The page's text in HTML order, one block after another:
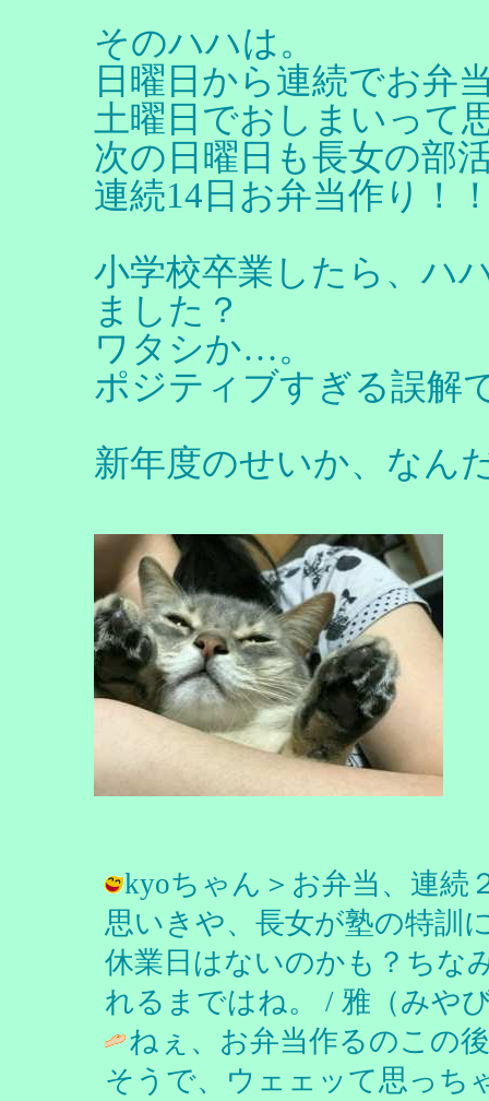
そのハハは。
日曜日から連続でお弁
土曜日でおしまいって
次の日曜日も長女の部
連続14日お弁当作り！
小学校卒業したら、ハ
ました？
ワタシか…。
ポジティブすぎる誤解
新年度のせいか、なん
kyoちゃん＞お弁当、連続
思いきや、長女が塾の特訓
休業日はないのかも？ちな
れるまではね。 / 雅（みや
ねぇ、お弁当作るのこの
そうで、ウェェッて思っ